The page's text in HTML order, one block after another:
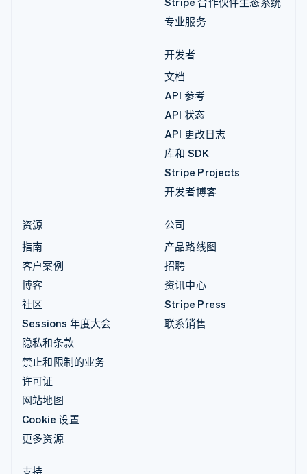
专业服务
开发者
文档
API 参考
API 状态
API 更改日志
库和 SDK
Stripe Projects
开发者博客
资源
指南
客户案例
博客
社区
Sessions 年度大会
隐私和条款
禁止和限制的业务
许可证
网站地图
Cookie 设置
更多资源
公司
产品路线图
招聘
资讯中心
Stripe Press
联系销售
支持